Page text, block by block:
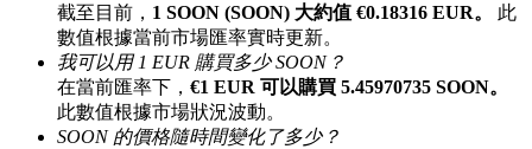
截至目前， 1 SOON (SOON) 大約值 €0.18316 EUR。
此
數值根據當前市場匯率實時更新。
我可以用 1 EUR 購買多少 SOON？
在當前匯率下， €1 EUR 可以購買 5.45970735 SOON。
此數值根據市場狀況波動。
SOON 的價格隨時間變化了多少？